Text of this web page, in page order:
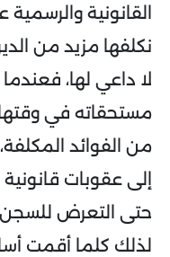
القانونية
نكلفها مزيد من
لا داعي لها،
مستحقاته في
من الفوائد
إلى عقوبات
حتى التعرض للسجن
لذلك كلما أقمت